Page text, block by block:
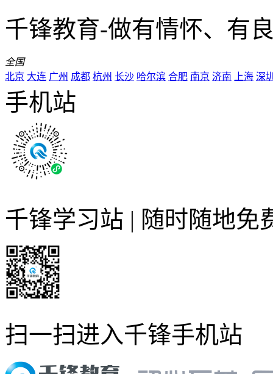
千锋教育-做有情怀、有
全国
北京 大连 广州 成都 杭州 长沙 哈尔滨 合肥 南京 济南 上海 深
手机站
千锋学习站 | 随时随地免
扫一扫进入千锋手机站